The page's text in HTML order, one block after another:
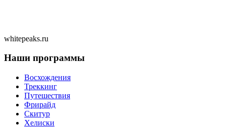
whitepeaks.ru
Наши программы
Восхождения
Треккинг
Путешествия
Фрирайд
Скитур
Хелиски